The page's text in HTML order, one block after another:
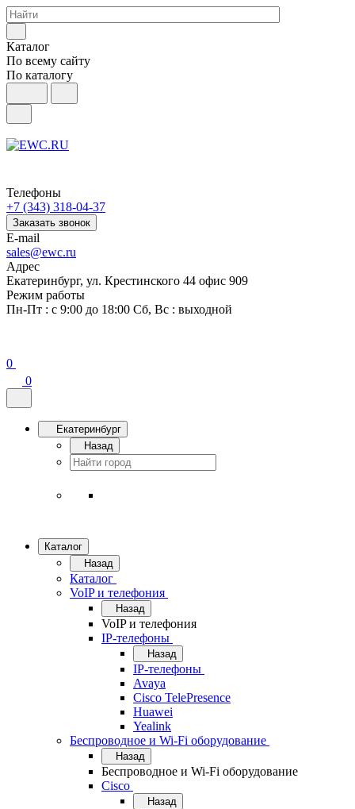
Каталог
По всему сайту
По каталогу
Телефоны
+7 (343) 318-04-37
Заказать звонок
E-mail
sales@ewc.ru
Адрес
Екатеринбург, ул. Крестинского 44 офис 909
Режим работы
Пн-Пт : с 9:00 до 18:00 Сб, Вс : выходной
0
0
Екатеринбург
Назад
Каталог
Назад
Каталог
VoIP и телефония
Назад
VoIP и телефония
IP-телефоны
Назад
IP-телефоны
Avaya
Cisco TelePresence
Huawei
Yealink
Беспроводное и Wi-Fi оборудование
Назад
Беспроводное и Wi-Fi оборудование
Cisco
Назад